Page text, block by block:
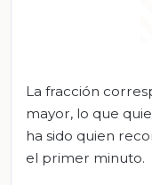
La fracción
mayor, lo que
ha sido quien
el primer minuto.